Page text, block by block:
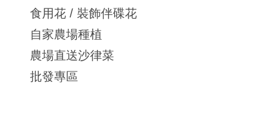
食用花 / 裝飾伴碟花
自家農場種植
農場直送沙律菜
批發專區